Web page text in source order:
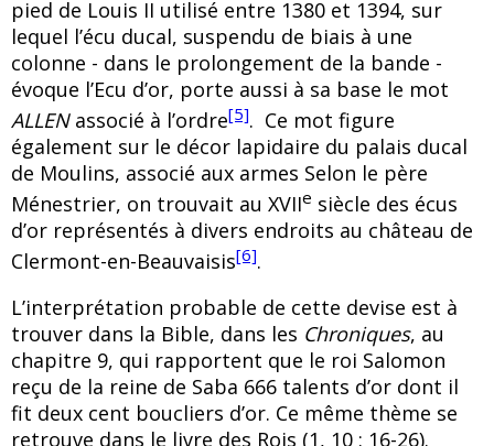
pied de Louis II utilisé entre 1380 et 1394, sur
lequel l’écu ducal, suspendu de biais à une
colonne - dans le prolongement de la bande -
évoque l’Ecu d’or, porte aussi à sa base le mot
ALLENassocié à l’ordre[5]. Ce mot figure
également sur le décor lapidaire du palais ducal
de Moulins, associé aux armes Selon le père
Ménestrier, on trouvait au XVIIe siècle des écus
d’or représentés à divers endroits au château de
Clermont-en-Beauvaisis[6].
L’interprétation probable de cette devise est à
trouver dans la Bible, dans les Chroniques, au
chapitre 9, qui rapportent que le roi Salomon
reçu de la reine de Saba 666 talents d’or dont il
fit deux cent boucliers d’or. Ce même thème se
retrouve dans le livre des Rois (1, 10 : 16-26).